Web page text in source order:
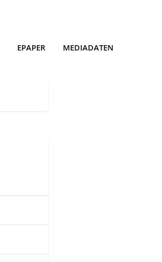
EPAPER MEDIADATEN